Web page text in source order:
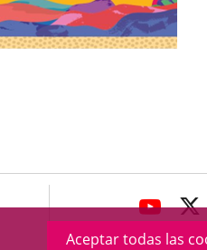
Aceptar todas las
avaHeaderSocial
A